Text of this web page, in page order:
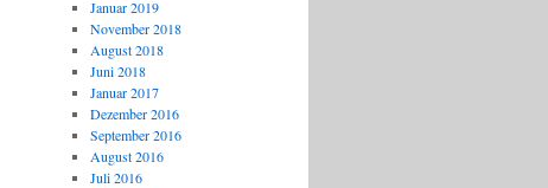
Januar 2019
November 2018
August 2018
Juni 2018
Januar 2017
Dezember 2016
September 2016
August 2016
Juli 2016